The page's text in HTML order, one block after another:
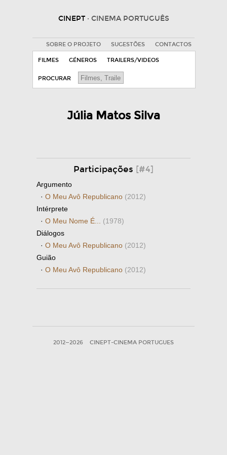
CINEPT · CINEMA PORTUGUÊS
SOBRE O PROJETO SUGESTÕES CONTACTOS
FILMES GÉNEROS TRAILERS/VIDEOS
PROCURAR
Júlia Matos Silva
Participações [#4]
Argumento
· O Meu Avô Republicano (2012)
Intérprete
· O Meu Nome É... (1978)
Diálogos
· O Meu Avô Republicano (2012)
Guião
· O Meu Avô Republicano (2012)
2012—2026 CINEPT-CINEMA PORTUGUES